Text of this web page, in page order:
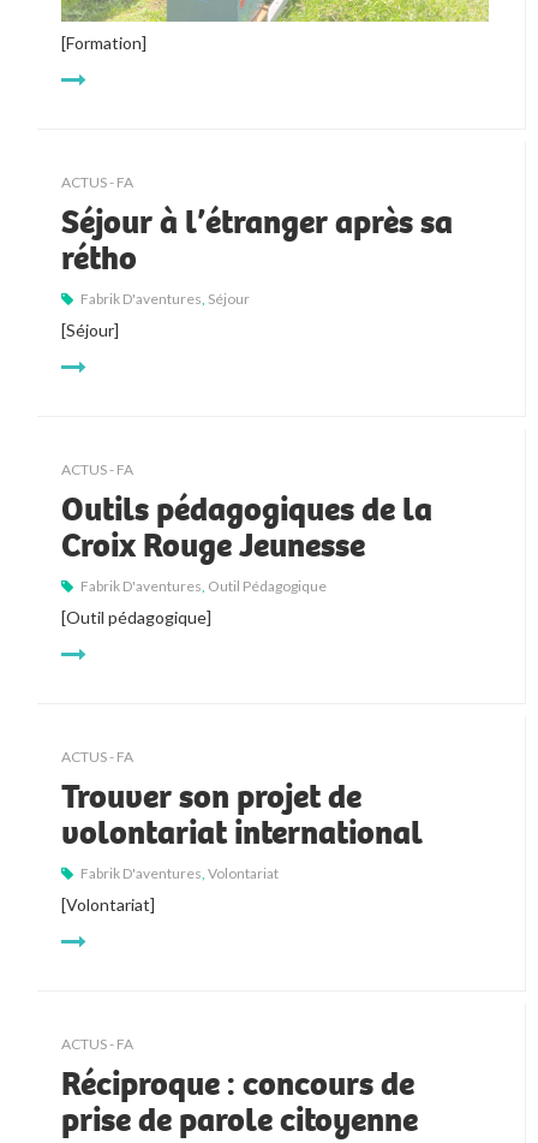
[Formation]
ACTUS - FA
Séjour à l’étranger après sa
rétho
Fabrik D'aventures Séjour
[Séjour]
ACTUS - FA
Outils pédagogiques de la
Croix Rouge Jeunesse
Fabrik D'aventures Outil Pédagogique
[Outil pédagogique]
ACTUS - FA
Trouver son projet de
volontariat international
Fabrik D'aventures ,Volontariat
[Volontariat]
ACTUS - FA
Réciproque : concours de
prise de parole citoyenne